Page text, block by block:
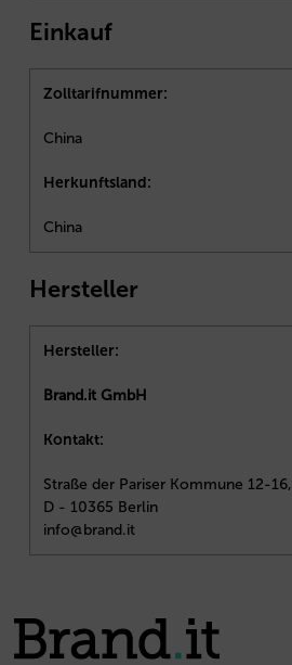
Einkauf
Zolltarifnummer:
China
Herkunftsland:
China
Hersteller
Hersteller:
Brand.it GmbH
Kontakt:
Straße der Pariser Kommune 12-16,
D - 10365 Berlin
info@brand.it